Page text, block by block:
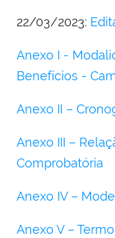
22/03/2023:
Anexo I -
Benefícios -
Anexo II –
Anexo III –
Comprobatória
Anexo IV –
Anexo V –